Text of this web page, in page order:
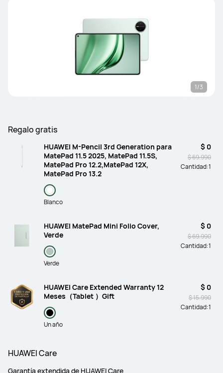
1/3
Regalo gratis
HUAWEI M-Pencil 3rd Generation para
MatePad 11.5 2025, MatePad 11.5S,
MatePad Pro 12.2,MatePad 12X,
MatePad Pro 13.2
Blanco
$ 0
$ 69.990
Cantidad:1
HUAWEI MatePad Mini Folio Cover,
Verde
Verde
$ 0
$ 69.990
Cantidad:1
HUAWEI Care Extended Warranty 12
Meses（Tablet ）Gift
Un año
$ 0
$ 15.990
Cantidad:1
HUAWEI Care
Garantía extendida de HUAWEI Care